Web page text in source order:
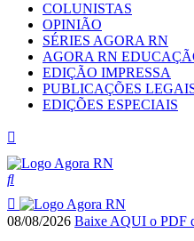
COLUNISTAS
OPINIÃO
SÉRIES AGORA RN
AGORA RN
EDIÇÃO IMPRESSA
PUBLICAÇÕES
EDIÇÕES ESPECIAIS
08/08/2026 Baixe AQUI o PDF